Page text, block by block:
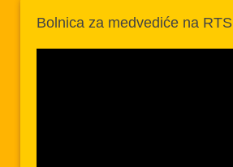
Bolnica za medvediće na RTS